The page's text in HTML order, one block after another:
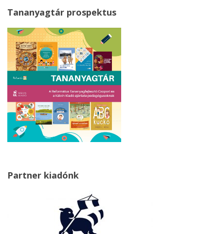
Tananyagtár prospektus
Partner kiadónk